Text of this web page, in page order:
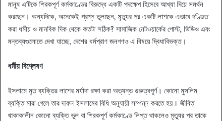
মানুষ এটিকে শিরকপূর্ণ কর্মকাণ্ডের বিরুদ্ধে একটি পদক্ষেপ হিসেবে আখ্যা দিয়ে সমর্থন
করছেন। অন্যদিকে, অনেকেই প্রশ্ন তুলছেন, মৃত্যুর পর একটি লাশকে এভাবে দণ্ডিত
করা ধর্মীয় ও মানবিক দিক থেকে কতটা সঠিক? সামাজিক নেটওয়ার্কের পোস্ট, ভিডিও এবং
মন্তব্যগুলোতে দেখা যাচ্ছে, দেশের ধর্মপ্রাণ জনগণও এ বিষয়ে দ্বিধাবিভক্ত।
ধর্মীয় বিশ্লেষণ
ইসলামে মৃত ব্যক্তির লাশের মর্যাদা রক্ষা করা অত্যন্ত গুরুত্বপূর্ণ। কোনো মুসলিম
ব্যক্তি মারা গেলে তার দাফন ইসলামের বিধি অনুযায়ী সম্পন্ন করতে হয়। জীবিত
থাকাকালীন কোনো ব্যক্তি ভুল বা শিরকপূর্ণ কর্মকাণ্ডে লিপ্ত থাকলেও মৃত্যুর পর তাকে